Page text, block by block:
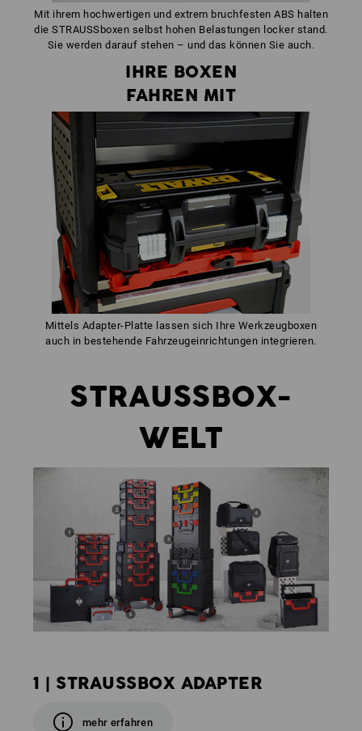
Mit ihrem hochwertigen und extrem bruchfesten ABS halten
die STRAUSSboxen selbst hohen Belastungen locker stand.
Sie werden darauf stehen – und das können Sie auch.
IHRE BOXEN
FAHREN MIT
Mittels Adapter-Platte lassen sich Ihre Werkzeugboxen
auch in bestehende Fahrzeugeinrichtungen integrieren.
STRAUSSBOX-
WELT
1 | STRAUSSBOX ADAPTER
mehr erfahren